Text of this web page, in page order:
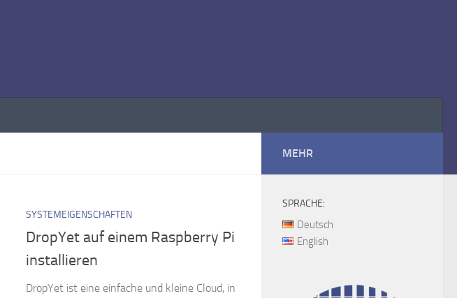
SYSTEMEIGENSCHAFTEN
DropYet auf einem Raspberry Pi
installieren
DropYet ist eine einfache und kleine Cloud, in
MEHR
SPRACHE:
Deutsch
English